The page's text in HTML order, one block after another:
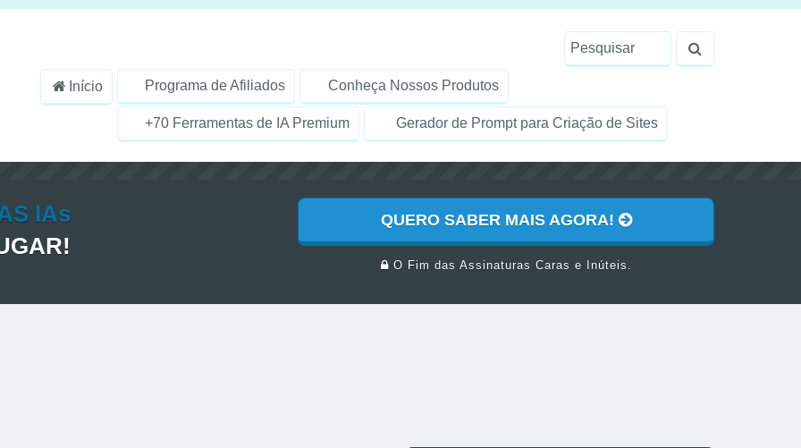
Início Programa de Afiliados Conheça Nossos Produtos
+70 Ferramentas de IA Premium Gerador de Prompt para Criação de Sites
IAs
QUERO SABER MAIS AGORA!
O Fim das Assinaturas Caras e Inúteis.